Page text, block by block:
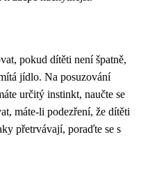
pokud dítěti není špatně,
jídlo. Na posuzování
určitý instinkt, naučte se
máte-li podezření, že dítěti
přetrvávají, poraďte se s